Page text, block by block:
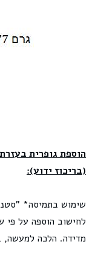
הוספת גופרית
(בריכוז ידוע):
לחישוב הוספה על פי
מדידה. הלכה למעשה,